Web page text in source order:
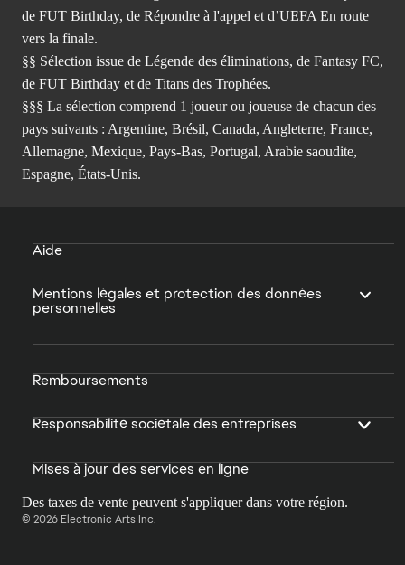
de FUT Birthday, de Répondre à l'appel et d’UEFA En route
vers la finale.
§§ Sélection issue de Légende des éliminations, de Fantasy FC,
de FUT Birthday et de Titans des Trophées.
§§§ La sélection comprend 1 joueur ou joueuse de chacun des
pays suivants : Argentine, Brésil, Canada, Angleterre, France,
Allemagne, Mexique, Pays-Bas, Portugal, Arabie saoudite,
Espagne, États-Unis.
Aide
Mentions légales et protection des données
personnelles
Remboursements
Responsabilité sociétale des entreprises
Mises à jour des services en ligne
Des taxes de vente peuvent s'appliquer dans votre région.
© 2026 Electronic Arts Inc.